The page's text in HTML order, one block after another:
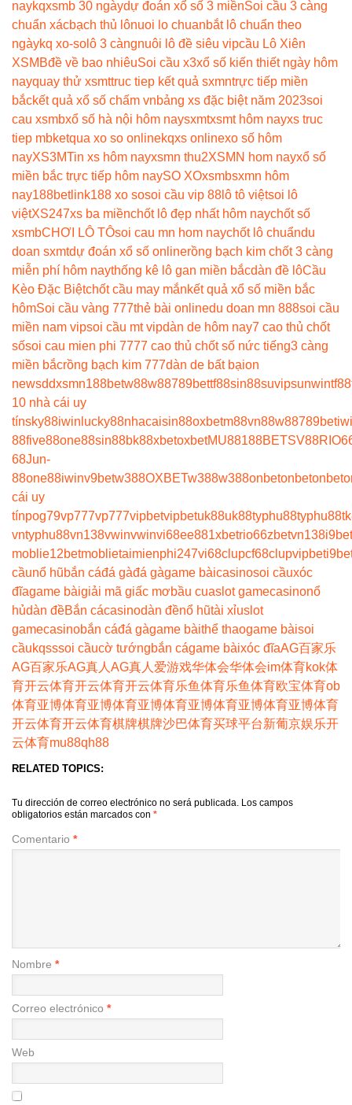
naykqxsmb 30 ngàydự đoán xổ số 3 miềnSoi cầu 3 càng
chuẩn xácbạch thủ lônuoi lo chuanbắt lô chuẩn theo
ngàykq xo-so lô 3 càngnuôi lô đề siêu vipcầu Lô Xiên
XSMBđề về bao nhiêuSoi cầu x3xổ số kiến thiết ngày hôm
nayquay thử xsmttruc tiep kết quả sxmntrực tiếp miền
bắckết quả xổ số chấm vnbảng xs đặc biệt năm 2023soi
cau xsmbxổ số hà nội hôm naysxmtxsmt hôm nayxs truc
tiep mbketqua xo so onlinekqxs onlinexo số hôm
nayXS3MTin xs hôm nayxsmn thu2XSMN hom nayxổ số
miền bắc trực tiếp hôm naySO XOxsmbsxmn hôm
nay188betlink188 xo sosoi cầu vip 88 lô tô việtsoi lô
việtXS247xs ba miềnchốt lô đẹp nhất hôm naychốt số
xsmbCHƠI LÔ TÔsoi cau mn hom naychốt lô chuẩndu
doan sxmtdự đoán xổ số onlinerồng bạch kim chốt 3 càng
miễn phí hôm naythống kê lô gan miền bắcdàn đề lôCầu
Kèo Đặc Biệtchốt cầu may mắnkết quả xổ số miền bắc
hômSoi cầu vàng 777thẻ bài onlinedu doan mn 888soi cầu
miền nam vipsoi cầu mt vipdàn de hôm nay7 cao thủ chốt
sốsoi cau mien phi 7777 cao thủ chốt số nức tiếng3 càng
miền bắcrồng bạch kim 777dàn de bất bạion
newsddxsmn188betw88w88789bettf88sin88suvipsunwintf88
10 nhà cái uy
tínsky88iwin lucky88nhacaisin88oxbetm88vn88w88789bet
88five88one88sin88bk88xbetoxbetMU88188BETSV88
68Jun-
88one88iwinv9betw388OXBETw388w388onbetonbetonbet
cái uy
tínpog79vp777vp777vipbetvipbetuk88uk88typhu88typhu88
vntyphu88vn138vwinvwinvi68ee881xbetrio66zbetvn138
moblie12betmoblietaimienphi247vi68clupcf68clupvipbet
cầunổ hũbắn cáđá gàđá gàgame bàicasinosoi cầuxóc
đĩagame bàigiải mã giấc mơbầu cuaslot gamecasinonổ
hủdàn đềBắn cácasinodàn đềnổ hũtài xỉuslot
gamecasinobắn cáđá gàgame bàithể thaogame bàisoi
cầukqsssoi cầucờ tướngbắn cágame bàixóc đĩaAG百家乐
AG百家乐AG真人 AG真人 爱游戏华体会华体会im体育kok体
育开云体育开云体育开云体育乐鱼体育乐鱼体育欧宝体育ob
体育亚博体育亚博体育亚博体育亚博体育亚博体育亚博体育
开云体育开云体育棋牌棋牌沙巴体育买球平台新葡京娱乐开
云体育mu88qh88
RELATED TOPICS:
Tu dirección de correo electrónico no será publicada. Los campos
obligatorios están marcados con *
Comentario *
Nombre *
Correo electrónico *
Web